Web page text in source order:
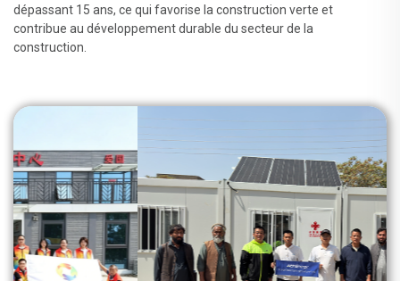
dépassant 15 ans, ce qui favorise la construction verte et
contribue au développement durable du secteur de la
construction.